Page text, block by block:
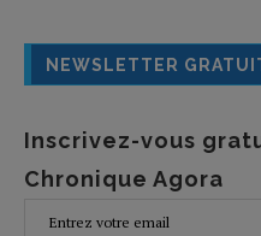
NEWSLETTER
Inscrivez-vous
Chronique Agora